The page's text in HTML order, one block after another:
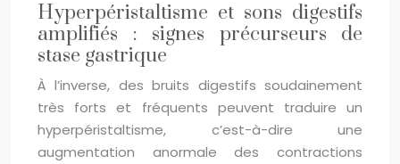
Hyperpéristaltisme et sons digestifs
amplifiés : signes précurseurs de
stase gastrique
À l’inverse, des bruits digestifs soudainement
très forts et fréquents peuvent traduire un
hyperpéristaltisme, c’est-à-dire une
augmentation anormale des contractions